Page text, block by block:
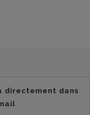
directement dans